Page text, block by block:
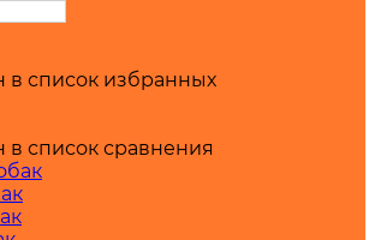
в список избранных
в список сравнения